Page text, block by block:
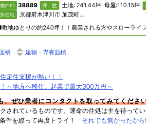
物件ID 38889 坪 数 土地: 241.44坪 母屋:110.15坪
所在地
京都府木津川市 加茂町勝風和所
積 建物・専有面積
定住支援が熱い！！
～地方へ移住、起業で最大300万円～
、ぜひ業者にコンタクトを取ってみてくださ
れているものです。運命の住処は主を待ってい
件を絞って再度トライ！ それでも無かったか